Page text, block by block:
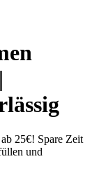
25€! Spare Zeit
und